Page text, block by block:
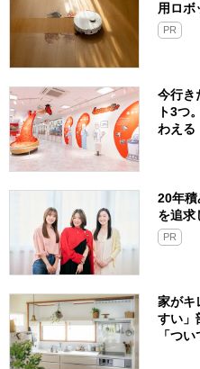
用ロボ
PR
今行き
ト3つ
わえる
20年積
を追求
PR
家がキ
すい」
「つ